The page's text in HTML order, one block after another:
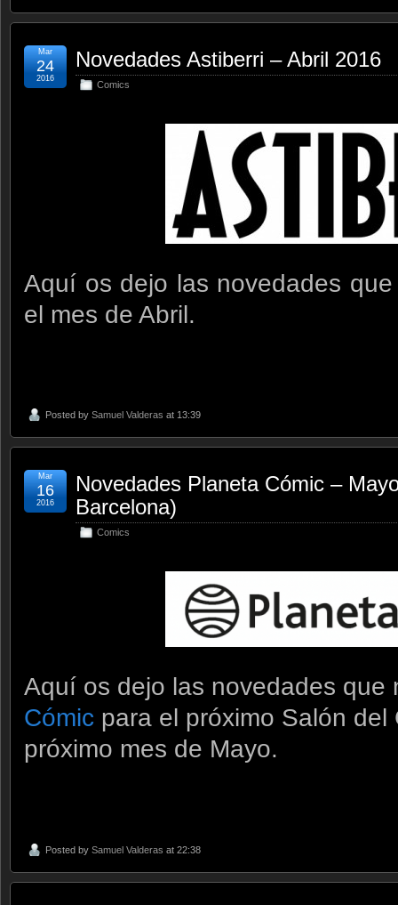
Novedades Astiberri – Abril 2016
Comics
Mar
24
2016
Aquí os dejo las novedades
el mes de Abril.
Posted by Samuel Valderas at 13:39
Novedades Planeta Cómic –
Barcelona)
Comics
Mar
16
2016
Aquí os dejo las novedades
Cómic para el próximo Salón
próximo mes de Mayo.
Posted by Samuel Valderas at 22:38